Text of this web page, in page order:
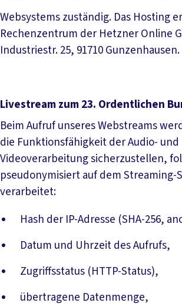
Websystems zuständig. Das Hosting
Rechenzentrum der Hetzner Online
Industriestr. 25, 91710 Gunzenhausen.
Livestream zum 23. Ordentlichen
Beim Aufruf unseres Webstreams
die Funktionsfähigkeit der Audio- und
Videoverarbeitung sicherzustellen,
pseudonymisiert auf dem Streaming-
verarbeitet:
Hash der IP-Adresse (SHA-256,
Datum und Uhrzeit des Aufrufs,
Zugriffsstatus (HTTP-Status),
übertragene Datenmenge,